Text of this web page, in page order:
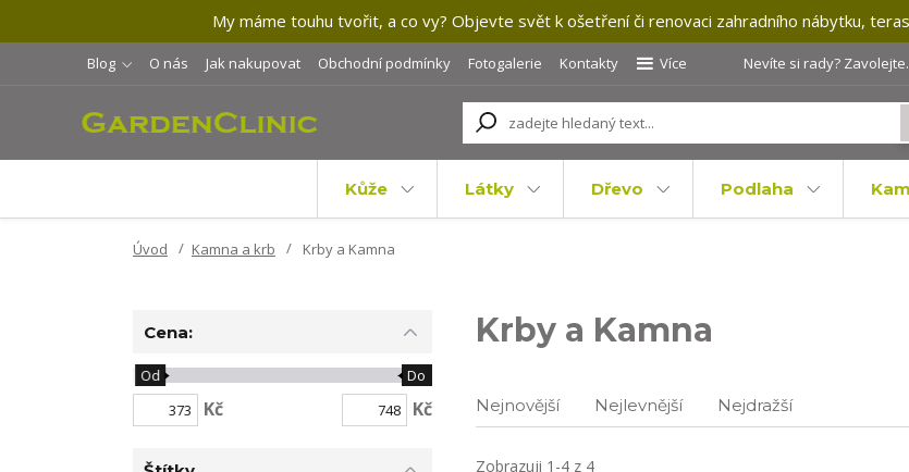
My máme touhu tvořit, a co vy? Objevte svět k ošetření či renovaci zahradního nábytku,
Blog O nás Jak nakupovat Obchodní podmínky Fotogalerie Kontakty Více Nevíte si rady? Zavolejte.
Kůže Látky Dřevo Podlaha
Úvod Kamna a krb Krby a Kamna
Krby a Kamna
Nejnovější Nejlevnější Nejdražší
Zobrazuji 1-4 z 4
Cena:
Kč
Od Do
Kč